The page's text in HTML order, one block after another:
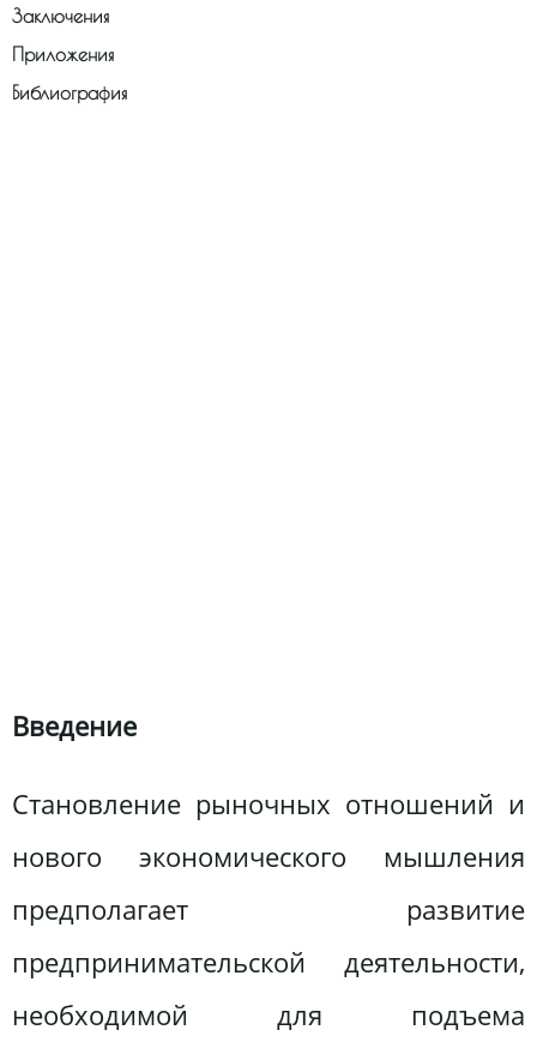
Заключения
Приложения
Библиография
Введение
Становление рыночных отношений и
нового экономического мышления
предполагает развитие
предпринимательской деятельности,
необходимой для подъема